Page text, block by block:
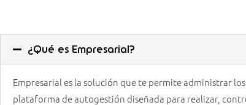
¿Qué es Empresarial?
Empresarial es la solución que te permite administrar
plataforma de autogestión diseñada para realizar,